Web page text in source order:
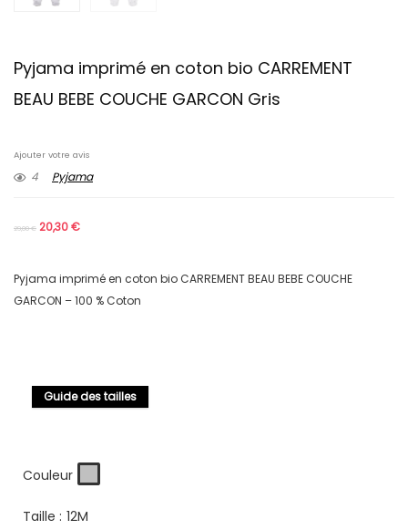
Pyjama imprimé en coton bio CARREMENT
BEAU BEBE COUCHE GARCON Gris
Ajouter votre avis
4 Pyjama
29,00€ 20,30€
Pyjama imprimé en coton bio CARREMENT BEAU BEBE COUCHE
GARCON – 100 % Coton
Guide des tailles
Couleur
Taille : 12M